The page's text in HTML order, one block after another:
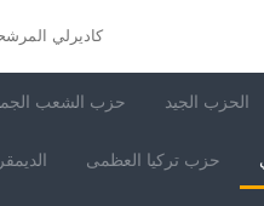
كاديرلي
حزب الشعب الحزب الجيد
حزب تركيا العظمى